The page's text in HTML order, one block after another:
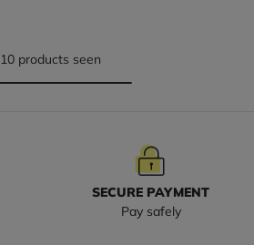
10 products seen
SECURE PAYMENT
Pay safely